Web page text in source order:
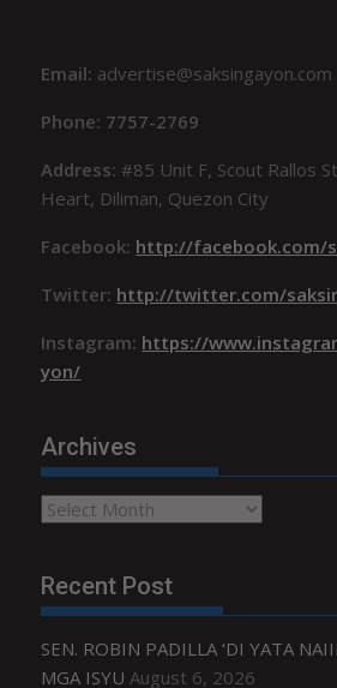
Email: advertise@saksingayon.com
Phone: 7757-2769
Address:#85 Unit F, Scout Rallos
Heart, Diliman, Quezon City
Facebook: http://facebook.com/
Twitter: http://twitter.com/
Instagram: https://
yon/
Archives
Archives
Recent Post
SEN. ROBIN PADILLA ‘DI YATA
MGA ISYU August 6, 2026